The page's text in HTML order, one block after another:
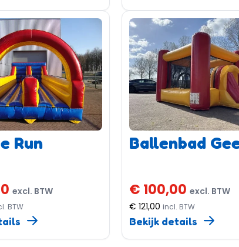
Run
excl. BTW
BTW
Ballenbad
€ 100,00 excl. BTW
€ 121,00 incl. BTW
Bekijk details